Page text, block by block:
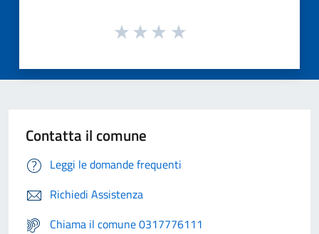
Contatta il comune
Leggi le domande frequenti
Richiedi Assistenza
Chiama il comune 0317776111